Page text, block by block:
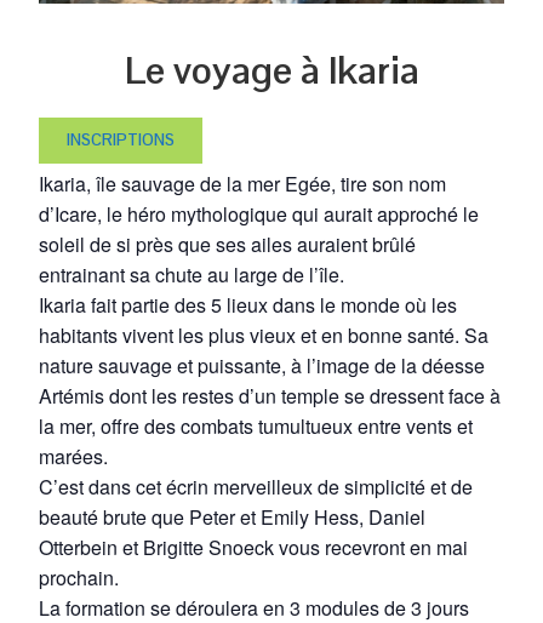
Le voyage à Ikaria
INSCRIPTIONS
Ikaria, île sauvage de la mer Egée, tire son nom
d’Icare, le héro mythologique qui aurait approché le
soleil de si près que ses ailes auraient brûlé
entrainant sa chute au large de l’île.
Ikaria fait partie des 5 lieux dans le monde où les
habitants vivent les plus vieux et en bonne santé. Sa
nature sauvage et puissante, à l’image de la déesse
Artémis dont les restes d’un temple se dressent face à
la mer, offre des combats tumultueux entre vents et
marées.
C’est dans cet écrin merveilleux de simplicité et de
beauté brute que Peter et Emily Hess, Daniel
Otterbein et Brigitte Snoeck vous recevront en mai
prochain.
La formation se déroulera en 3 modules de 3 jours